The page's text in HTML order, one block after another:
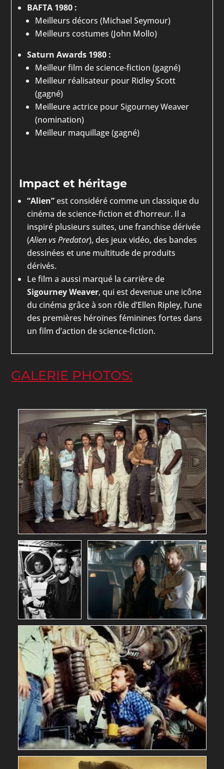
BAFTA 1980 :
Meilleurs décors (Michael Seymour)
Meilleurs costumes (John Mollo)
Saturn Awards 1980 :
Meilleur film de science-fiction (gagné)
Meilleur réalisateur pour Ridley Scott
(gagné)
Meilleure actrice pour Sigourney Weaver
(nomination)
Meilleur maquillage (gagné)
Impact et héritage
“Alien”est considéré comme un classique du
cinéma de science-fiction et d’horreur. Il a
inspiré plusieurs suites, une franchise dérivée
(Alien vs Predator), des jeux vidéo, des bandes
dessinées et une multitude de produits
dérivés.
Le film a aussi marqué la carrière de
Sigourney Weaver, qui est devenue une icône
du cinéma grâce à son rôle d’Ellen Ripley, l’une
des premières héroïnes féminines fortes dans
un film d’action de science-fiction.
GALERIE PHOTOS: